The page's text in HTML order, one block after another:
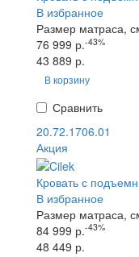
В избранное
Размер матраса,
76 999 р.-43%
43 889 р.
В корзину
Сравнить
20.72.1706.01
Акция
Кровать с
В избранное
Размер матраса,
84 999 р.-43%
48 449 р.